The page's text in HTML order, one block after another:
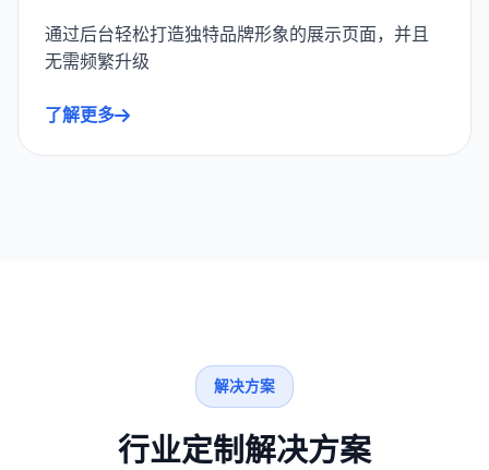
通过后台轻松打造独特品牌形象的展示页面，并且
无需频繁升级
了解更多
解决方案
行业定制解决方案